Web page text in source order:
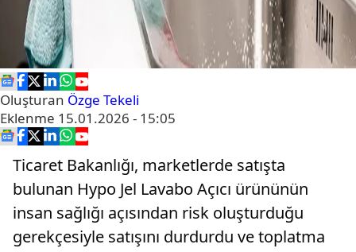
Oluşturan Özge Tekeli
Eklenme 15.01.2026 - 15:05
Ticaret Bakanlığı, marketlerde satışta
bulunan Hypo Jel Lavabo Açıcı ürününün
insan sağlığı açısından risk oluşturduğu
gerekçesiyle satışını durdurdu ve toplatma